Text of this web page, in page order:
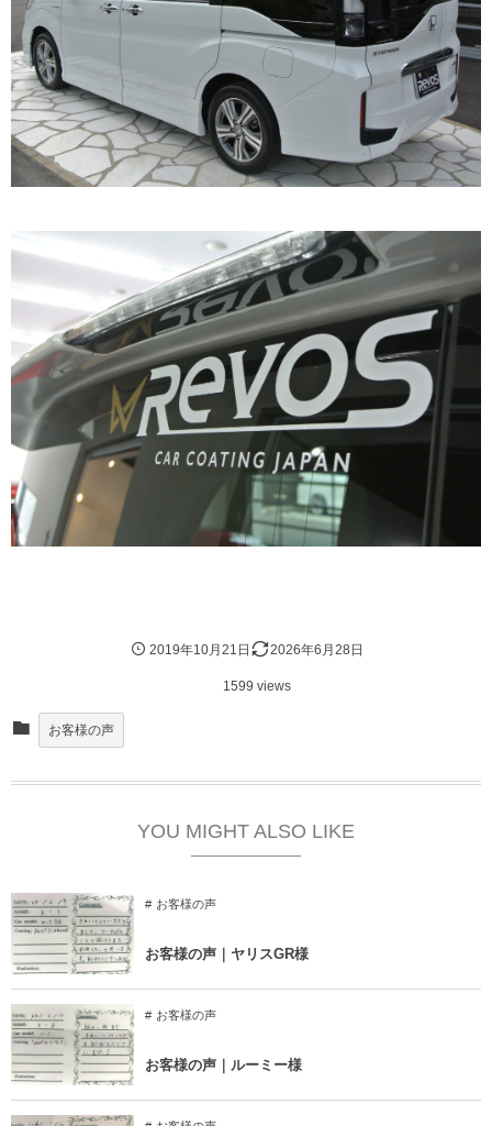
2019年10月21日 2026年6月28日
1599 views
お客様の声
YOU MIGHT ALSO LIKE
お客様の声
お客様の声｜ヤリスGR様
お客様の声
お客様の声｜ルーミー様